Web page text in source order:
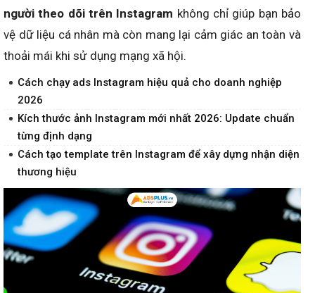
người theo dõi trên Instagram không chỉ giúp bạn bảo
vệ dữ liệu cá nhân mà còn mang lại cảm giác an toàn và
thoải mái khi sử dụng mạng xã hội.
Cách chạy ads Instagram hiệu quả cho doanh nghiệp
2026
Kích thước ảnh Instagram mới nhất 2026: Update chuẩn
từng định dạng
Cách tạo template trên Instagram để xây dựng nhận diện
thương hiệu